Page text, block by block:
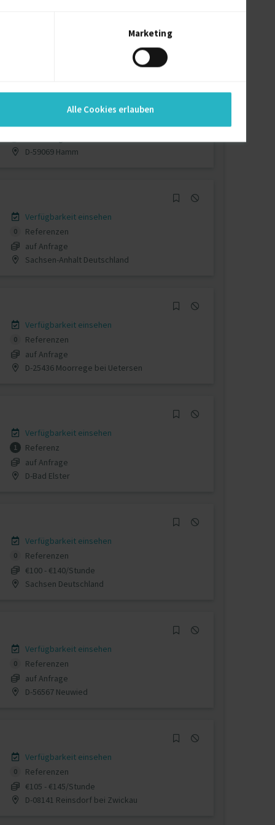
Marketing
Alle Cookies erlauben
Verfügbarkeit einsehen
D-59069 Hamm
Verfügbarkeit einsehen
0
Referenzen
auf Anfrage
Sachsen-Anhalt Deutschland
Verfügbarkeit einsehen
0
Referenzen
auf Anfrage
D-25436 Moorrege bei Uetersen
Verfügbarkeit einsehen
1
Referenz
auf Anfrage
D-Bad Elster
Verfügbarkeit einsehen
0
Referenzen
€100 - €140/Stunde
Sachsen Deutschland
Verfügbarkeit einsehen
0
Referenzen
auf Anfrage
D-56567 Neuwied
Verfügbarkeit einsehen
0
Referenzen
€105 - €145/Stunde
D-08141 Reinsdorf bei Zwickau